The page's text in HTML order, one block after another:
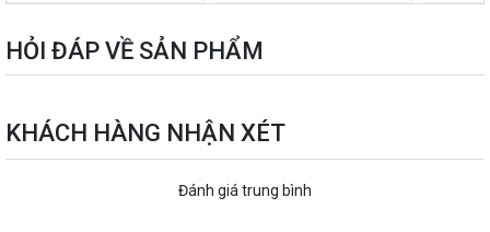
HỎI ĐÁP VỀ SẢN PHẨM
KHÁCH HÀNG NHẬN XÉT
Đánh giá trung bình